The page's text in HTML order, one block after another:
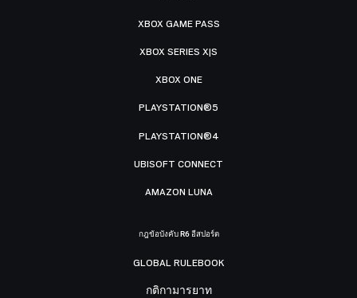
XBOX GAME PASS
XBOX SERIES X|S
XBOX ONE
PLAYSTATION®5
PLAYSTATION®4
UBISOFT CONNECT
AMAZON LUNA
กฎข้อบังคับ R6 อีสปอร์ต
GLOBAL RULEBOOK
กติกามารยาท